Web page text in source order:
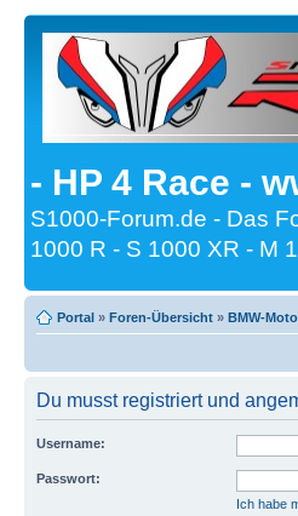
- HP 4 Race -
S1000-Forum.de - Das
1000 R - S 1000 XR - M
Portal » Foren-Übersicht » BMW-
Du musst registriert und
Username:
Passwort:
Ich habe